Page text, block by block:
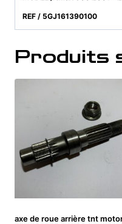
REF / 5GJ161390100
Produits
axe de roue arrière tnt